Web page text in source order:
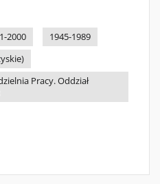
2000
1945-1989
Pracy. Oddział